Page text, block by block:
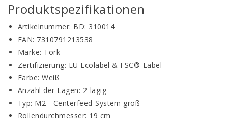
Produktspezifikationen
Artikelnummer: BD: 310014
EAN: 7310791213538
Marke: Tork
Zertifizierung: EU Ecolabel & FSC®-Label
Farbe: Weiß
Anzahl der Lagen: 2-lagig
Typ: M2 - Centerfeed-System groß
Rollendurchmesser: 19 cm